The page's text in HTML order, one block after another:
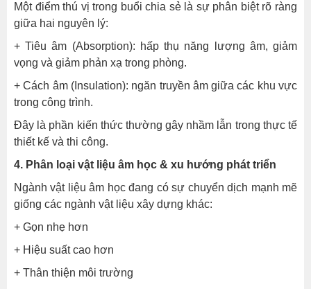
Một điểm thú vị trong buổi chia sẻ là sự phân biệt rõ ràng
giữa hai nguyên lý:
+ Tiêu âm (Absorption): hấp thụ năng lượng âm, giảm
vọng và giảm phản xạ trong phòng.
+ Cách âm (Insulation): ngăn truyền âm giữa các khu vực
trong công trình.
Đây là phần kiến thức thường gây nhầm lẫn trong thực tế
thiết kế và thi công.
4. Phân loại vật liệu âm học & xu hướng phát triển
Ngành vật liệu âm học đang có sự chuyển dịch mạnh mẽ
giống các ngành vật liệu xây dựng khác:
+ Gọn nhẹ hơn
+ Hiệu suất cao hơn
+ Thân thiện môi trường